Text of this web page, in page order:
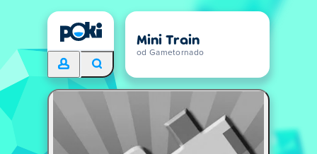
Mini Train
od Gametornado